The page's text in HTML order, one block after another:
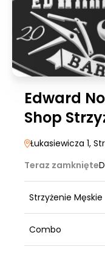
Edward
Shop
Łukasiewicza 1,
Teraz zamknięte
Strzyżenie Męskie
Combo